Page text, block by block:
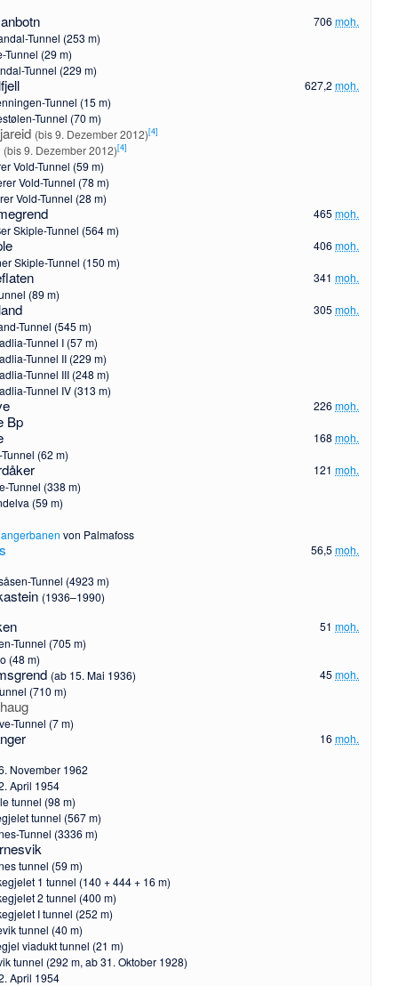
706moh.
Tunnel (253 m)
Tunnel (29 m)
Tunnel (229 m)
627,2moh.
Tunnel (15 m)
Tunnel (70 m)
(bis 9. Dezember 2012)[4]
(bis 9. Dezember 2012)[4]
Vold-Tunnel (59 m)
Vold-Tunnel (78 m)
Vold-Tunnel (28 m)
465moh.
Skiple-Tunnel (564 m)
406moh.
Skiple-Tunnel (150 m)
341moh.
(89 m)
305moh.
Tunnel (545 m)
Tunnel I (57 m)
Tunnel II (229 m)
Tunnel III (248 m)
Tunnel IV (313 m)
226moh.
Bp
168moh.
(62 m)
121moh.
Tunnel (338 m)
(59 m)
von Palmafoss
56,5moh.
Tunnel (4923 m)
(1936–1990)
51moh.
Tunnel (705 m)
(48 m)
(ab 15. Mai 1936) 45moh.
(710 m)
Tunnel (7 m)
16moh.
November 1962
April 1954
tunnel (98 m)
tunnel (567 m)
Tunnel (3336 m)
tunnel (59 m)
1 tunnel (140 + 444 + 16 m)
2 tunnel (400 m)
I tunnel (252 m)
tunnel (40 m)
viadukt tunnel (21 m)
tunnel (292 m, ab 31. Oktober 1928)
April 1954